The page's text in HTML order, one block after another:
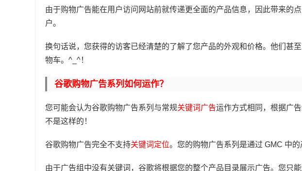
由于购物广告能在用户访问网站前就传递更全面的产品信息，因此带来的
户。
换句话说，您获得的访客已经清楚的了解了您产品的外观和价格。他们甚
物车。^_^！
谷歌购物广告系列如何运作？
您可能会认为谷歌购物广告系列与常规关键词广告运作方式相同，根据广
不是这样的！
谷歌购物广告完全不支持关键词定位。您的购物广告系列是通过 GMC 中的
由于广告组中没有关键词，谷歌将根据您的整个产品目录展示广告。您只